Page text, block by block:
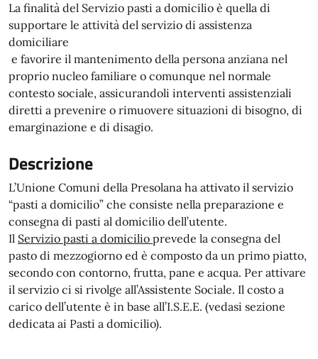
La finalità del Servizio pasti a domicilio è quella di
supportare le attività del servizio di assistenza
domiciliare
e favorire il mantenimento della persona anziana nel
proprio nucleo familiare o comunque nel normale
contesto sociale, assicurandoli interventi assistenziali
diretti a prevenire o rimuovere situazioni di bisogno, di
emarginazione e di disagio.
Descrizione
L’Unione Comuni della Presolana ha attivato il servizio
“pasti a domicilio” che consiste nella preparazione e
consegna di pasti al domicilio dell’utente.
Il Servizio pasti a domicilio prevede la consegna del
pasto di mezzogiorno ed è composto da un primo piatto,
secondo con contorno, frutta, pane e acqua. Per attivare
il servizio ci si rivolge all’Assistente Sociale. Il costo a
carico dell’utente è in base all’I.S.E.E. (vedasi sezione
dedicata ai Pasti a domicilio).